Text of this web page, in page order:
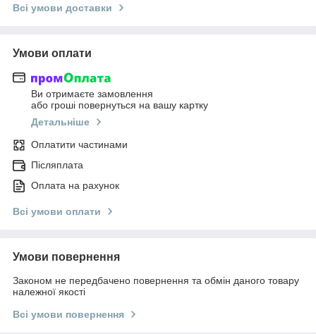
Всі умови доставки
Умови оплати
Ви отримаєте замовлення
або гроші повернуться на вашу картку
Детальніше
Оплатити частинами
Післяплата
Оплата на рахунок
Всі умови оплати
Умови повернення
Законом не передбачено повернення та обмін даного товару
належної якості
Всі умови повернення